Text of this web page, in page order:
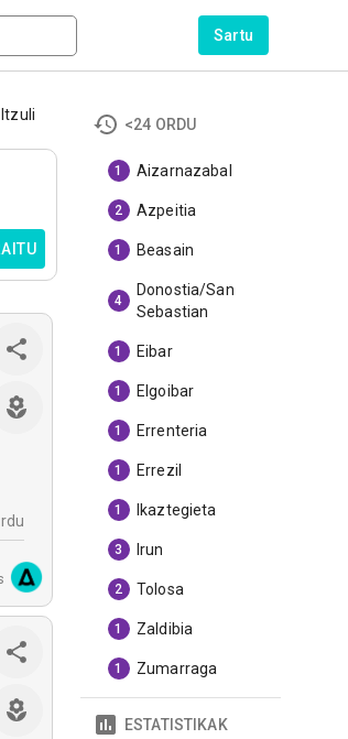
Sartu
Itzuli
<24 ORDU
1 Aizarnazabal
2 Azpeitia
1 Beasain
4
Donostia/San
Sebastian
1 Eibar
1 Elgoibar
1 Errenteria
1 Errezil
1 Ikaztegieta
3 Irun
2 Tolosa
1 Zaldibia
1 Zumarraga
ESTATISTIKAK